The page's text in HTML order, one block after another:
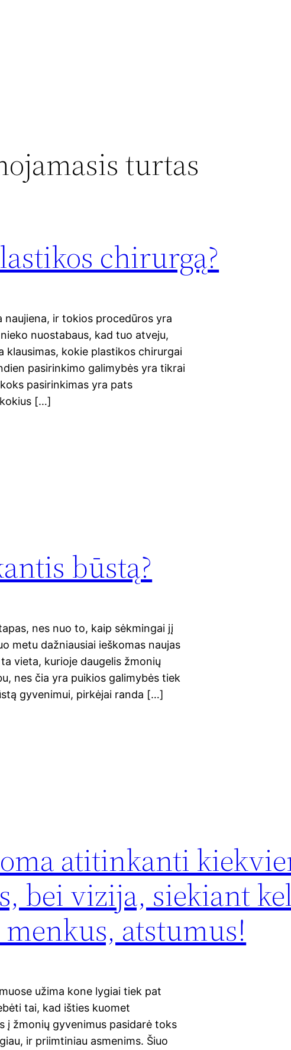
turtas
chirurgą?
naujiena, ir tokios procedūros yra
nuostabaus, kad tuo atveju,
klausimas, kokie plastikos chirurgai
pasirinkimo galimybės yra tikrai
pasirinkimas yra pats
[…]
būstą?
nes nuo to, kaip sėkmingai jį
metu dažniausiai ieškomas naujas
vieta, kurioje daugelis žmonių
nes čia yra puikios galimybės tiek
gyvenimui, pirkėjai randa […]
atitinkanti
bei vizija, siekiant
atstumus!
užima kone lygiai tiek pat
tai, kad išties kuomet
į žmonių gyvenimus pasidarė toks
ir priimtiniau asmenims. Šiuo